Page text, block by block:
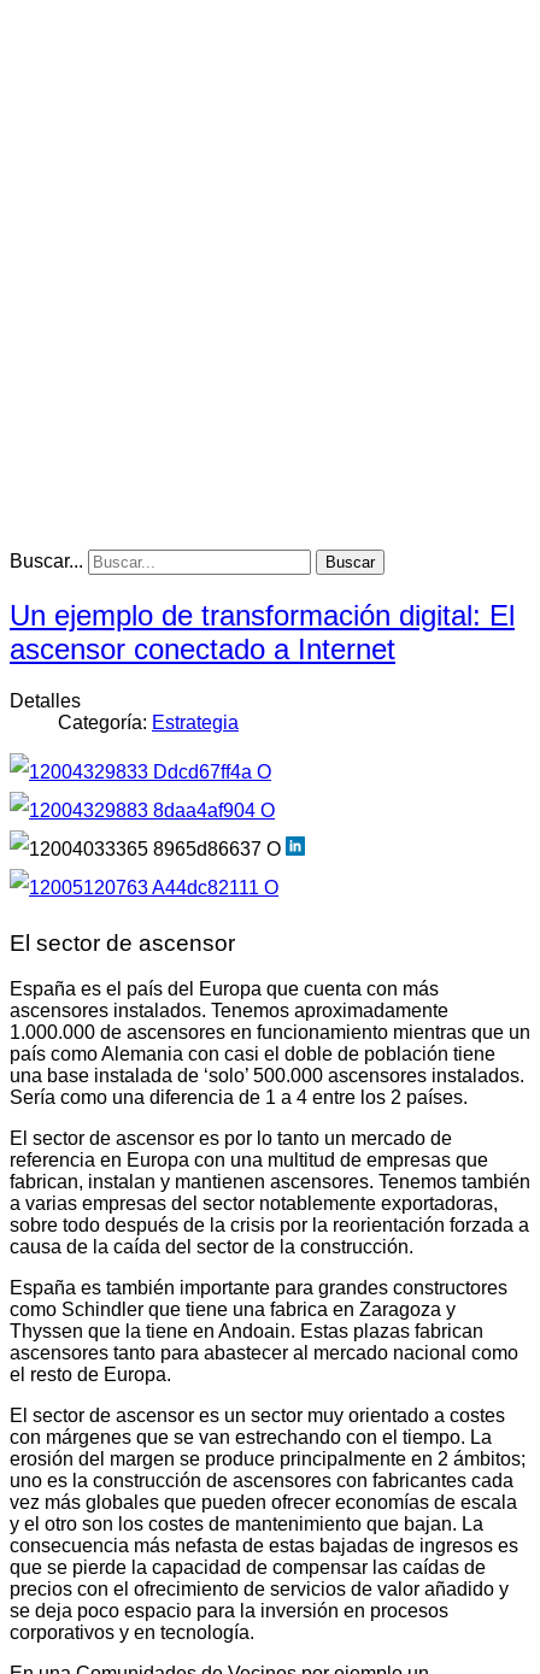
Buscar... Buscar
Un ejemplo de transformación digital: El
ascensor conectado a Internet
Detalles
Categoría: Estrategia
El sector de ascensor
España es el país del Europa que cuenta con más
ascensores instalados. Tenemos aproximadamente
1.000.000 de ascensores en funcionamiento mientras que un
país como Alemania con casi el doble de población tiene
una base instalada de ‘solo’ 500.000 ascensores instalados.
Sería como una diferencia de 1 a 4 entre los 2 países.
El sector de ascensor es por lo tanto un mercado de
referencia en Europa con una multitud de empresas que
fabrican, instalan y mantienen ascensores. Tenemos también
a varias empresas del sector notablemente exportadoras,
sobre todo después de la crisis por la reorientación forzada a
causa de la caída del sector de la construcción.
España es también importante para grandes constructores
como Schindler que tiene una fabrica en Zaragoza y
Thyssen que la tiene en Andoain. Estas plazas fabrican
ascensores tanto para abastecer al mercado nacional como
el resto de Europa.
El sector de ascensor es un sector muy orientado a costes
con márgenes que se van estrechando con el tiempo. La
erosión del margen se produce principalmente en 2 ámbitos;
uno es la construcción de ascensores con fabricantes cada
vez más globales que pueden ofrecer economías de escala
y el otro son los costes de mantenimiento que bajan. La
consecuencia más nefasta de estas bajadas de ingresos es
que se pierde la capacidad de compensar las caídas de
precios con el ofrecimiento de servicios de valor añadido y
se deja poco espacio para la inversión en procesos
corporativos y en tecnología.